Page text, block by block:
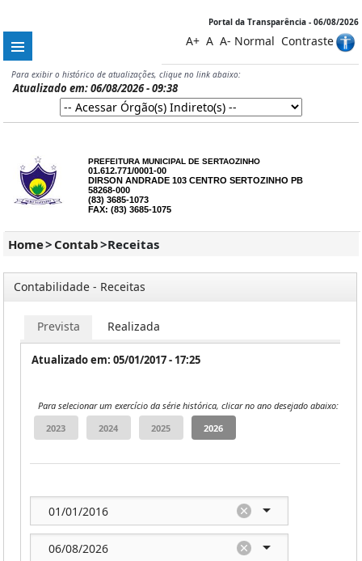
Portal da Transparência - 06/08/2026
A+ A A- Normal Contraste
Para exibir o histórico de atualizações, clique no link abaixo:
Atualizado em: 06/08/2026 - 09:38
PREFEITURA MUNICIPAL DE SERTAOZINHO
01.612.771/0001-00
DIRSON ANDRADE 103 CENTRO SERTOZINHO PB
58268-000
(83) 3685-1073
FAX: (83) 3685-1075
Home> Contab>Receitas
Contabilidade - Receitas
Prevista Realizada
Atualizado em: 05/01/2017 - 17:25
Para selecionar um exercício da série histórica, clicar no ano desejado abaixo: